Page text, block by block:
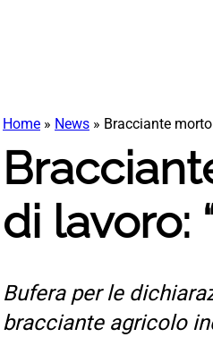
Home » News » Bracciante
di lavoro:
Bufera per le
bracciante agricolo